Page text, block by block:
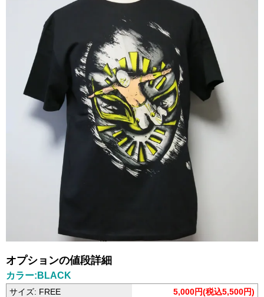
オプションの値段詳細
カラー:BLACK
サイズ: FREE 5,000円(税込5,500円)